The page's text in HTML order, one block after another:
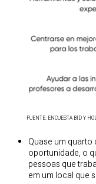
FUENTE: ENCUESTA BID Y
Quase um
oportunidade, o
pessoas que
em um local que